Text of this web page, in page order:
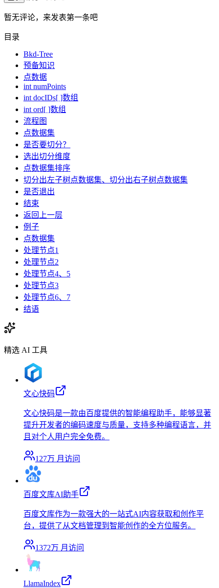
暂无评论，来发表第一条吧
目录
Bkd-Tree
预备知识
点数据
int numPoints
int docIDs[ ]数组
int ord[ ]数组
流程图
点数据集
是否要切分？
选出切分维度
点数据集排序
切分出左子树点数据集、切分出右子树点数据集
是否退出
结束
返回上一层
例子
点数据集
处理节点1
处理节点2
处理节点4、5
处理节点3
处理节点6、7
结语
精选 AI 工具
文心快码
文心快码是一款由百度提供的智能编程助手，能够显著
提升开发者的编码速度与质量，支持多种编程语言，并
且对个人用户完全免费。
127万 月访问
百度文库AI助手
百度文库作为一款强大的一站式AI内容获取和创作平
台，提供了从文档管理到智能创作的全方位服务。
1372万 月访问
LlamaIndex